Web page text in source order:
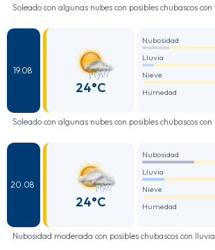
Soleado con algunas nubes con posibles chubascos
19.08
24°C
Nubosidad
Lluvia
Nieve
Humedad
Soleado con algunas nubes con posibles chubascos
20.08
24°C
Nubosidad
Lluvia
Nieve
Humedad
Nubosidad moderada con posibles chubascos con